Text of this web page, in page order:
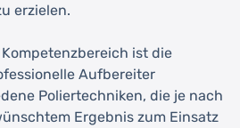
erzielen.
ist die
Aufbereiter
Poliertechniken, die je nach
Ergebnis zum Einsatz